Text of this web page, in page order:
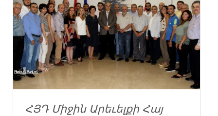
ՀՅԴ Միջին Արեւելքի Հայ